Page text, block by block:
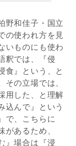
野和佳子・国立
の使われ方を見
いものにも使わ
釈では、『侵
食』という、と
の立場では、
用した、と理解
込んで』という
で、こちらに
があるため、
』場合は『浸